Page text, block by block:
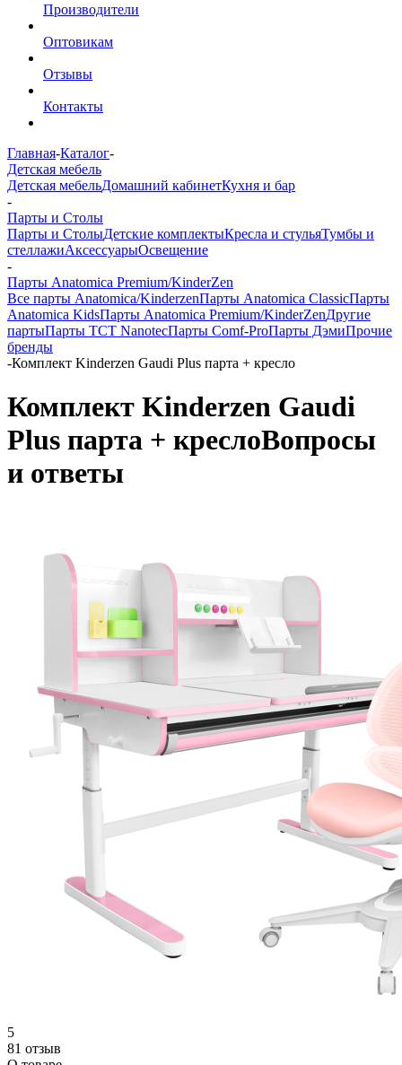
Производители
Оптовикам
Отзывы
Контакты
Главная-Каталог-
Детская мебель
Детская мебельДомашний кабинетКухня и бар
-
Парты и Столы
Парты и СтолыДетские комплектыКресла и стульяТумбы и
стеллажиАксессуарыОсвещение
-
Парты Anatomica Premium/KinderZen
Все парты Anatomica/KinderzenПарты Anatomica ClassicПарты
Anatomica KidsПарты Anatomica Premium/KinderZenДругие
партыПарты TCT NanotecПарты Comf-ProПарты ДэмиПрочие
бренды
-Комплект Kinderzen Gaudi Plus парта + кресло
Комплект Kinderzen Gaudi
Plus парта + креслоВопросы
и ответы
5
81 отзыв